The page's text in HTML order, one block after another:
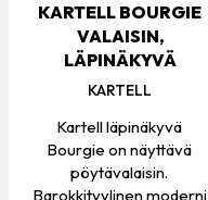
KARTELL BOURGIE
VALAISIN,
LÄPINÄKYVÄ
KARTELL
Kartell läpinäkyvä
Bourgie on näyttävä
pöytävalaisin.
Barokkityylinen moderni